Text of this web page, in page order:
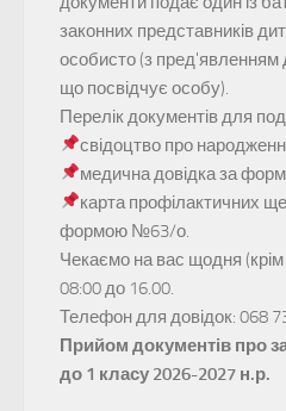
законних представників
особисто (з пред'явленням
що посвідчує особу).
Перелік документів для
свідоцтво про
медична довідка за
карта профілактичних
формою №63/о.
Чекаємо на вас щодня (крім
08:00 до 16.00.
Телефон для довідок: 068
Прийом документів про
до 1 класу 2026-2027 н.р.